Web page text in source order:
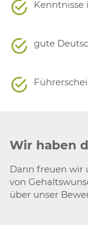
Kenntnisse
gute
Wir haben
Dann freuen wir
von
über unser